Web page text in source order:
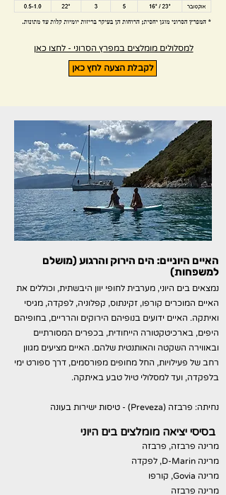
למסלולים מומלצים במפרץ הסרוני - לחצו כאן
לקבלת הצעה לחץ כאן
האיים היוניים: הים הירוק והרגוע (מושלם
למשפחות)
נמצאים בים היוני, מערבית לחופי יוון היבשתית, וכוללים את
האיים המוכרים קורפו, זקינתוס, קפלוניה, לפקדה, מגיסי
ואיתקה. האיים ידועים בנופיהם הירוקים והרריים, בחופיהם
היפים, בארכיטקטורה הייחודית, בכפרים המסורתיים
ובאווירה השקטה והאותנטית שלהם. האיים מציעים מגוון
רחב של פעילויות, החל מחופים מפורסמים, דרך ספורט ימי
בלפקדה, ועד למסלולי טיול טבע באיתקה.
נחיתה: פרבזה (Preveza) - טיסות ישירות בעונה
בסיסי יציאה מומלצים בים היוני
מרינה פרבזה, פרבזה
מרינה D-Marin, לפקדה
מרינה Govia, קורפו
מרינה פרבזה